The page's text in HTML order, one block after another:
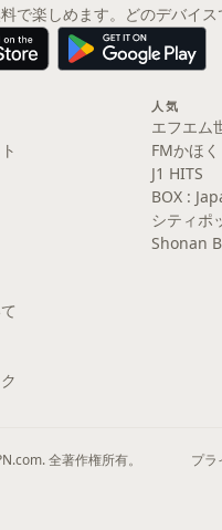
で楽しめます。どのデバイス
人気
エフエム
FMかほく
J1 HITS
BOX :
シティポ
Shonan
全著作権所有。 プラ